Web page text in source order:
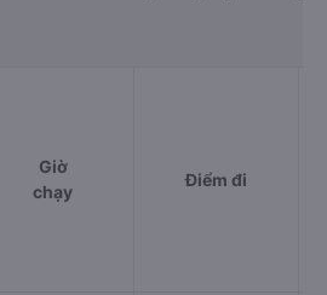
Giờ
chạy
Điểm đi